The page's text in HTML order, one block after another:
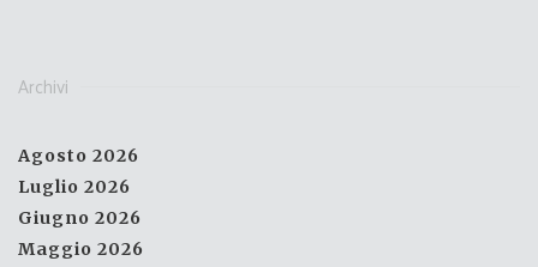
Archivi
Agosto 2026
Luglio 2026
Giugno 2026
Maggio 2026